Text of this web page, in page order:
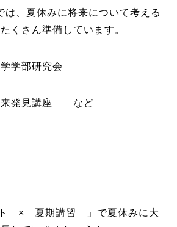
は、夏休みに将来について考える
くさん準備しています。
学学部研究会
来発見講座 など
× 夏期講習 」で夏休みに大